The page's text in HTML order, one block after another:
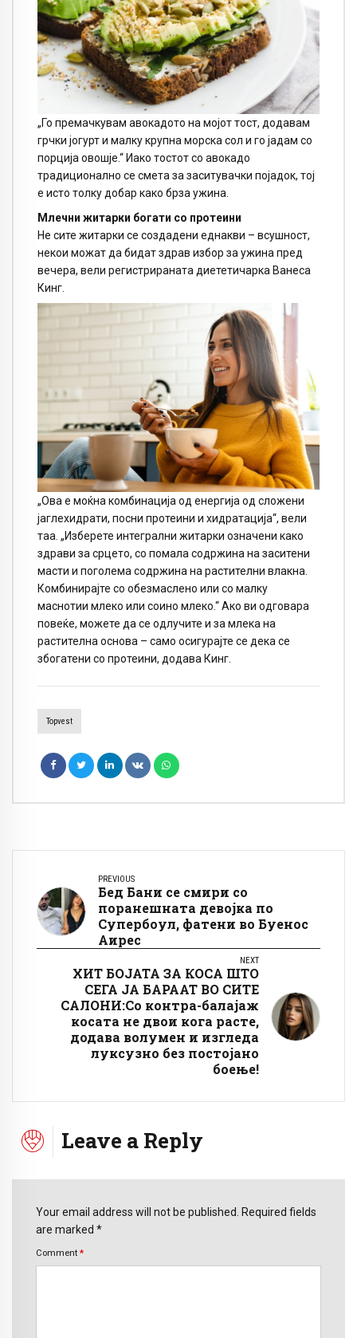
„Го премачкувам авокадото на мојот тост, додавам
грчки јогурт и малку крупна морска сол и го јадам со
порција овошје.“ Иако тостот со авокадо
традиционално се смета за заситувачки појадок, тој
е исто толку добар како брза ужина.
Млечни житарки богати со протеини
Не сите житарки се создадени еднакви – всушност,
некои можат да бидат здрав избор за ужина пред
вечера, вели регистрираната диететичарка Ванеса
Кинг.
„Ова е моќна комбинација од енергија од сложени
јаглехидрати, посни протеини и хидратација“, вели
таа. „Изберете интегрални житарки означени како
здрави за срцето, со помала содржина на заситени
масти и поголема содржина на растителни влакна.
Комбинирајте со обезмаслено или со малку
маснотии млеко или соино млеко.“ Ако ви одговара
повеќе, можете да се одлучите и за млека на
растителна основа – само осигурајте се дека се
збогатени со протеини, додава Кинг.
Topvest
PREVIOUS
Бед Бани се смири со
поранешната девојка по
Супербоул, фатени во Буенос
Аирес
NEXT
ХИТ БОЈАТА ЗА КОСА ШТО
СЕГА ЈА БАРААТ ВО СИТЕ
САЛОНИ:Со контра-балајаж
косата не двои кога расте,
додава волумен и изгледа
луксузно без постојано
боење!
Leave a Reply
Your email address will not be published. Required fields
are marked *
Comment *